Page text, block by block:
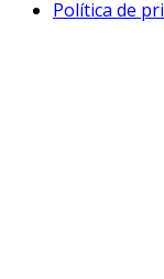
Política de